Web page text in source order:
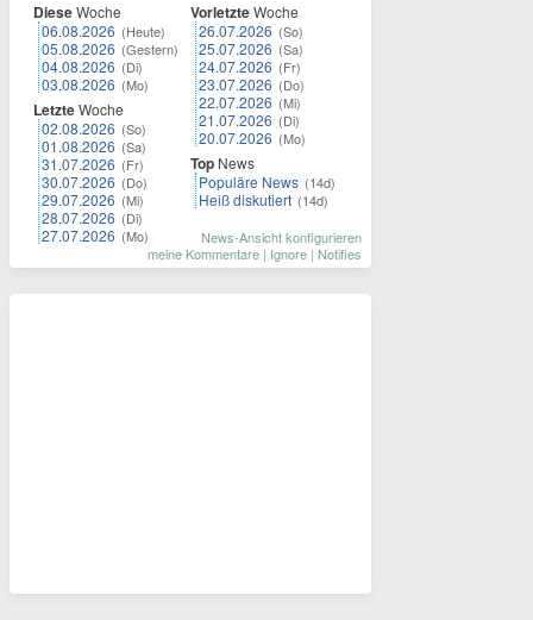
DieseWoche
06.08.2026 (Heute)
05.08.2026 (Gestern)
04.08.2026 (Di)
03.08.2026 (Mo)
LetzteWoche
02.08.2026 (So)
01.08.2026 (Sa)
31.07.2026 (Fr)
30.07.2026 (Do)
29.07.2026 (Mi)
28.07.2026 (Di)
27.07.2026 (Mo)
VorletzteWoche
26.07.2026 (So)
25.07.2026 (Sa)
24.07.2026 (Fr)
23.07.2026 (Do)
22.07.2026 (Mi)
21.07.2026 (Di)
20.07.2026 (Mo)
Top News
Populäre News (14d)
Heiß diskutiert (14d)
News-Ansicht konfigurieren
meine Kommentare | Ignore | Notifies